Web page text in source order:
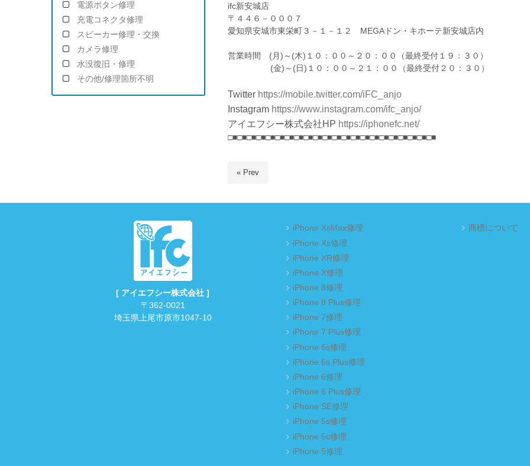
ifc新安城店
〒４４６－０００７
愛知県安城市東栄町３－１－１２ MEGAドン・キホーテ新安城店内
営業時間 (月)～(木)１０：００～２０：００（最終受付１９：３０）
(金)～(日)１０：００～２１：００（最終受付２０：３０）
Twitter https://mobile.twitter.com/iFC_anjo
Instagramhttps://www.instagram.com/ifc_anjo/
アイエフシー株式会社HP https://iphonefc.net/
□■□■□■□■□■□■□■□■□■□■□■□■□■□■□■□■□■□■□■□■□■□■
« Prev
電源ボタン修理
充電コネクタ修理
スピーカー修理・交換
カメラ修理
水没復旧・修理
その他/修理箇所不明
[ アイエフシー株式会社 ]
〒362-0021
埼玉県上尾市原市1047-10
iPhone XsMax修理
iPhone Xs修理
iPhone XR修理
iPhone X修理
iPhone 8修理
iPhone 8 Plus修理
iPhone 7修理
iPhone 7 Plus修理
iPhone 6s修理
iPhone 6s Plus修理
iPhone 6修理
iPhone 6 Plus修理
iPhone SE修理
iPhone 5s修理
iPhone 5c修理
iPhone 5修理
商標について